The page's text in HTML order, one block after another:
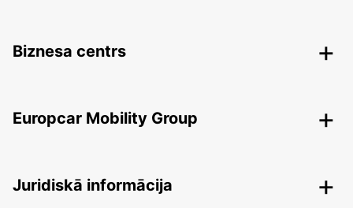
Biznesa centrs
Europcar Mobility Group
Juridiskā informācija